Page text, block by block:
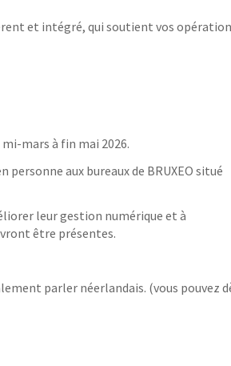
et intégré, qui soutient vos
mars à fin mai 2026.
aux bureaux de BRUXEO situé
leur gestion numérique et à
être présentes.
parler néerlandais. (vous pouvez